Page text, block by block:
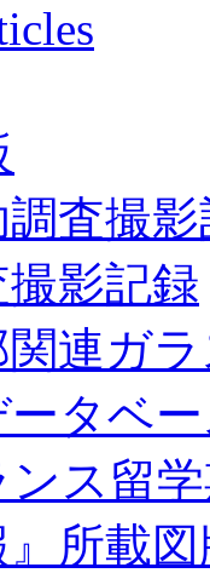
査撮
影記録
連ガ
タベ
ス留
』所載